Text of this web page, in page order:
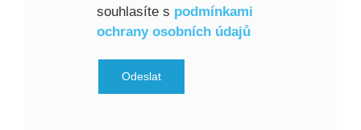
souhlasíte s podmínkami
ochrany osobních údajů